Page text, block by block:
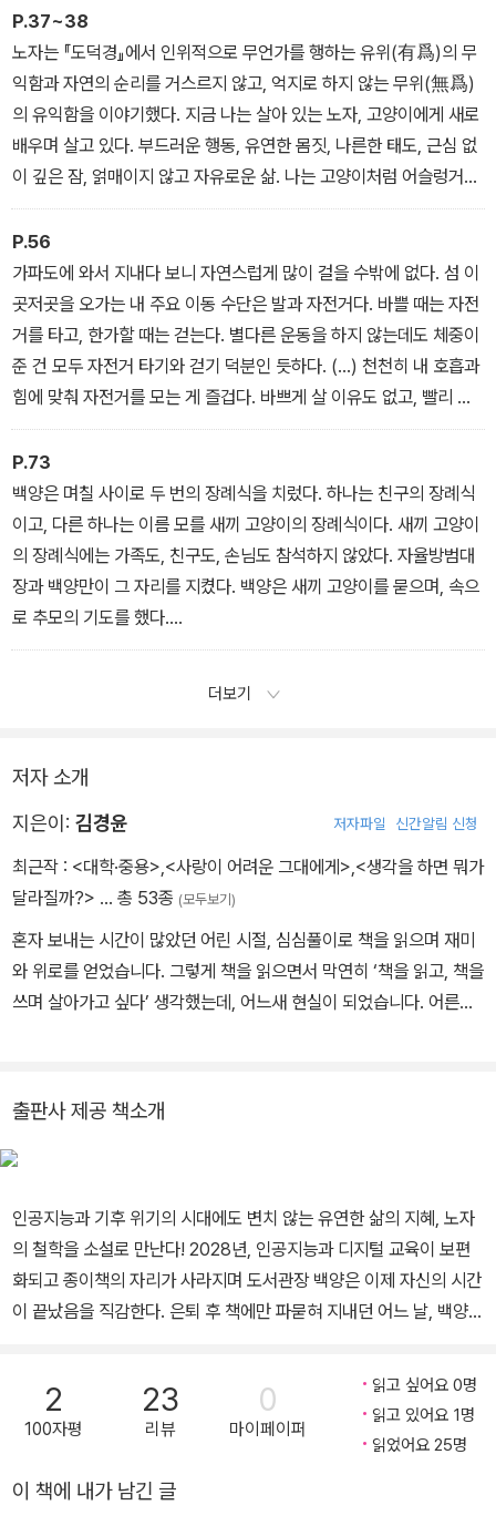
면 왕래도 끊기는 땅! 노자가 왔다면 “바로 이곳이야!” 했을지도 모를
섬이다.
P.37~38
노자는 『도덕경』에서 인위적으로 무언가를 행하는 유위(有爲)의 무
익함과 자연의 순리를 거스르지 않고, 억지로 하지 않는 무위(無爲)
의 유익함을 이야기했다. 지금 나는 살아 있는 노자, 고양이에게 새로
배우며 살고 있다. 부드러운 행동, 유연한 몸짓, 나른한 태도, 근심 없
이 깊은 잠, 얽매이지 않고 자유로운 삶. 나는 고양이처럼 어슬렁거리
며 동네를 돌아다니고, 걱정 없이 세상을 보고, 즐거이 깊은 잠에 빠지
고, 별일 없이 살아간다. 이보다 좋은 삶이 있을까? 고양이들은 나를
말없이 가르친다.
P.56
가파도에 와서 지내다 보니 자연스럽게 많이 걸을 수밖에 없다. 섬 이
곳저곳을 오가는 내 주요 이동 수단은 발과 자전거다. 바쁠 때는 자전
거를 타고, 한가할 때는 걷는다. 별다른 운동을 하지 않는데도 체중이
준 건 모두 자전거 타기와 걷기 덕분인 듯하다. (…) 천천히 내 호흡과
힘에 맞춰 자전거를 모는 게 즐겁다. 바쁘게 살 이유도 없고, 빨리 이
동해야 할 곳도 없다. 이 작은 섬과 자전거는 정말 잘 어울린다. 행복
이 자전거를 타고 올까?
P.73
백양은 며칠 사이로 두 번의 장례식을 치렀다. 하나는 친구의 장례식
이고, 다른 하나는 이름 모를 새끼 고양이의 장례식이다. 새끼 고양이
의 장례식에는 가족도, 친구도, 손님도 참석하지 않았다. 자율방범대
장과 백양만이 그 자리를 지켰다. 백양은 새끼 고양이를 묻으며, 속으
로 추모의 기도를 했다.
‘많이 추웠지? 사느라 고생이 많았구나. 무지개다리를 건너면 내 친
더보기
저자 소개
지은이: 김경윤 저자파일 신간알림 신청
최근작 : <대학·중용> <사랑이 어려운 그대에게> <생각을 하면 뭐가
달라질까?> … 총 53종 (모두보기)
혼자 보내는 시간이 많았던 어린 시절, 심심풀이로 책을 읽으며 재미
와 위로를 얻었습니다. 그렇게 책을 읽으면서 막연히 ‘책을 읽고, 책을
쓰며 살아가고 싶다’ 생각했는데, 어느새 현실이 되었습니다. 어른이
글을 쓰며 살고 있습니다. 지은 책으로 철학 소개서 《처음 만나는 우
리 인문학》 《처음 만나는 동양 고전》 《너무 재밌어서 잠 못 드는 철학
자, 아파트 경비원이 되다》 《노자, 가파도에 가다》 외 다수의 책을 썼
습니다. 고전 해설서 《고전툰 1, 2, 3》(공저)과 어린이를 위한 《논어》
《맹자》 《장자》 등을 썼습니다.
출판사 제공 책소개
인공지능과 기후 위기의 시대에도 변치 않는 유연한 삶의 지혜, 노자
의 철학을 소설로 만난다! 2028년, 인공지능과 디지털 교육이 보편
화되고 종이책의 자리가 사라지며 도서관장 백양은 이제 자신의 시간
이 끝났음을 직감한다. 은퇴 후 책에만 파묻혀 지내던 어느 날, 백양에
도 남쪽 작은 섬 가파도로 뜻밖의 여행을 떠난다. 그렇게 도착한 제주
도 남쪽의 작은 섬 가파도. 사람과 사람, 사람과 동물, 사람과 자연이
어우러지는 그곳에서 백양은 고양이를 돌보고, 자동차를 타는 대신
기를 줍고, 매표소에서 일하고, 작은 도서관을 차리고, 『도덕경』을 읽
2
100자평
23
리뷰
0
마이페이퍼
읽고 싶어요 0명
읽고 있어요 1명
읽었어요 25명
이 책에 내가 남긴 글